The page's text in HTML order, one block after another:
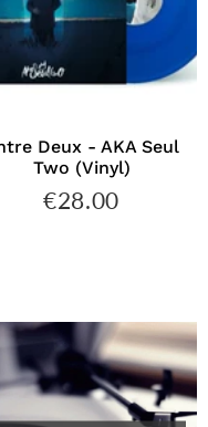
Deux - AKA Seul
Two (Vinyl)
Prix
€28.00